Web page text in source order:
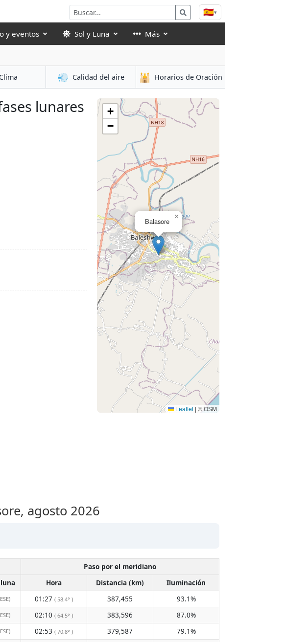
🇪🇸▾
y eventos Sol y Luna Más
Clima 💨 Calidad del aire 🕌 Horarios de Oración
lunares
Balasore
×
+
−
Leaflet | © OSM
agosto 2026
Paso por el meridiano
Hora Distancia (km)
Iluminación
01:27 ( 58.4° ) 387,455
93.1%
02:10 ( 64.5° ) 383,596
87.0%
02:53 ( 70.8° ) 379,587
79.1%